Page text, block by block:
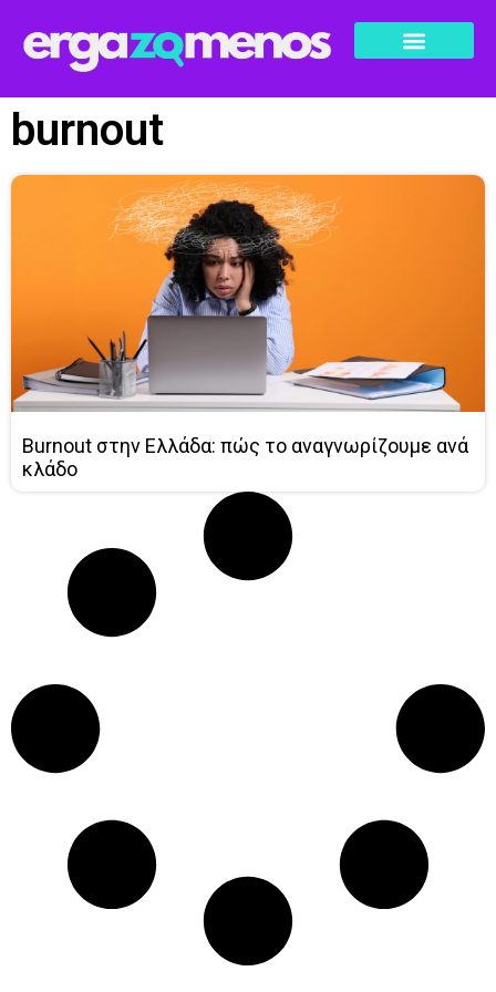
burnout
Burnout στην Ελλάδα: πώς το αναγνωρίζουμε ανά
κλάδο